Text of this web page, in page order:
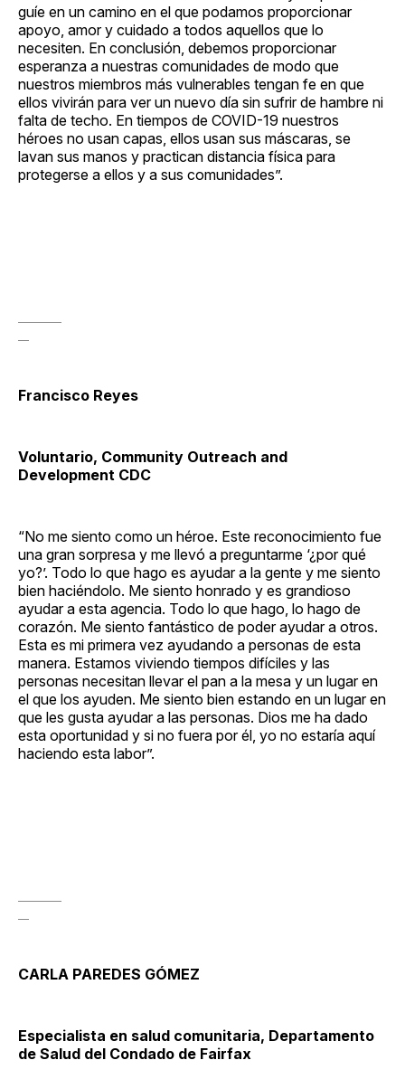
guíe en un camino en el que podamos proporcionar
apoyo, amor y cuidado a todos aquellos que lo
necesiten. En conclusión, debemos proporcionar
esperanza a nuestras comunidades de modo que
nuestros miembros más vulnerables tengan fe en que
ellos vivirán para ver un nuevo día sin sufrir de hambre ni
falta de techo. En tiempos de COVID-19 nuestros
héroes no usan capas, ellos usan sus máscaras, se
lavan sus manos y practican distancia física para
protegerse a ellos y a sus comunidades”.
Francisco Reyes
Voluntario, Community Outreach and
Development CDC
“No me siento como un héroe. Este reconocimiento fue
una gran sorpresa y me llevó a preguntarme ‘¿por qué
yo?’. Todo lo que hago es ayudar a la gente y me siento
bien haciéndolo. Me siento honrado y es grandioso
ayudar a esta agencia. Todo lo que hago, lo hago de
corazón. Me siento fantástico de poder ayudar a otros.
Esta es mi primera vez ayudando a personas de esta
manera. Estamos viviendo tiempos difíciles y las
personas necesitan llevar el pan a la mesa y un lugar en
el que los ayuden. Me siento bien estando en un lugar en
que les gusta ayudar a las personas. Dios me ha dado
esta oportunidad y si no fuera por él, yo no estaría aquí
haciendo esta labor”.
CARLA PAREDES GÓMEZ
Especialista en salud comunitaria, Departamento
de Salud del Condado de Fairfax